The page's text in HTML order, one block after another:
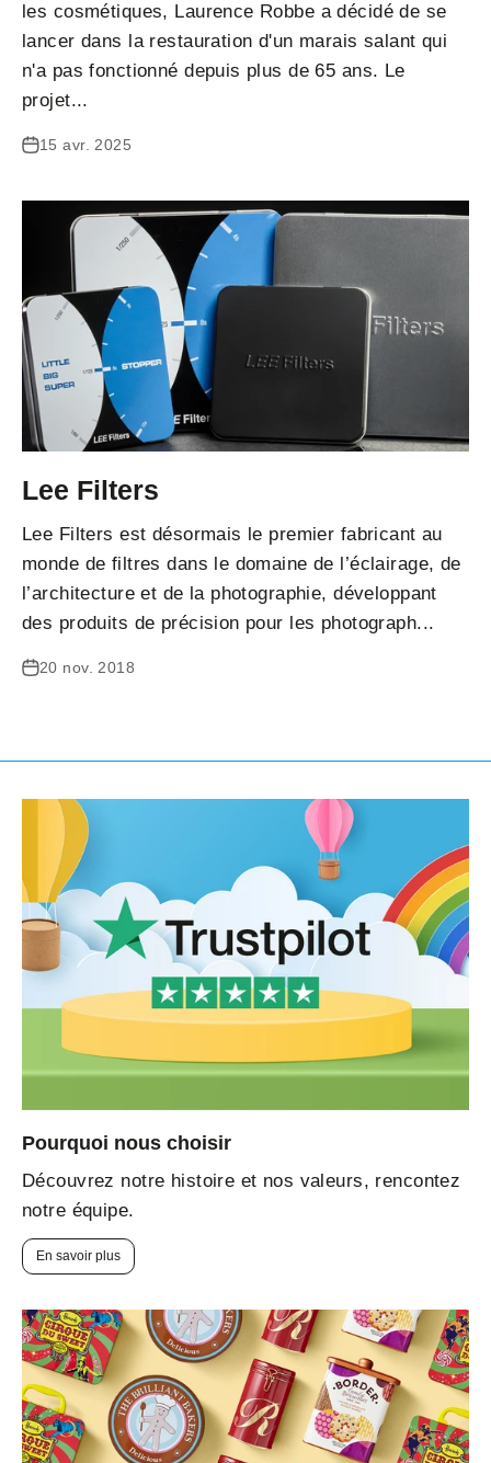
les cosmétiques, Laurence Robbe a décidé de se
lancer dans la restauration d'un marais salant qui
n'a pas fonctionné depuis plus de 65 ans. Le
projet...
15 avr. 2025
Lee Filters
Lee Filters est désormais le premier fabricant au
monde de filtres dans le domaine de l’éclairage, de
l’architecture et de la photographie, développant
des produits de précision pour les photograph...
20 nov. 2018
Pourquoi nous choisir
Découvrez notre histoire et nos valeurs, rencontez
notre équipe.
En savoir plus